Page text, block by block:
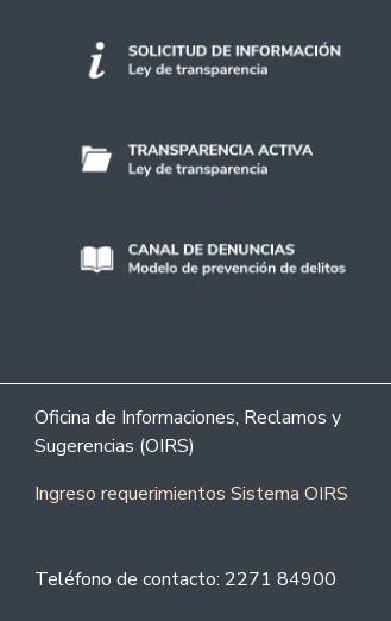
Oficina de Informaciones, Reclamos y
Sugerencias (OIRS)
Ingreso requerimientos Sistema OIRS
Teléfono de contacto: 2271 84900